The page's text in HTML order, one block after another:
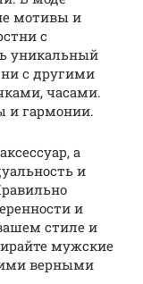
мотивы и
с
уникальный
с другими
часами.
и гармонии.
а
и
и
стиле и
мужские
верными